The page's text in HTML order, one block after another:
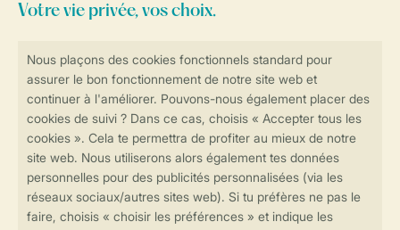
Réservations en ligne rapides et sécurisées
Transmission sécurisée des données
Paiement sécurisé
contactez notreContact Center.